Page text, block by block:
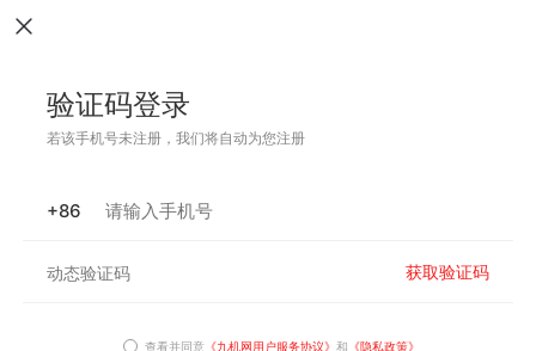
验证码登录
若该手机号未注册，我们将自动为您注册
+86
获取验证码
查看并同意 《九机网用户服务协议》 和 《隐私政策》